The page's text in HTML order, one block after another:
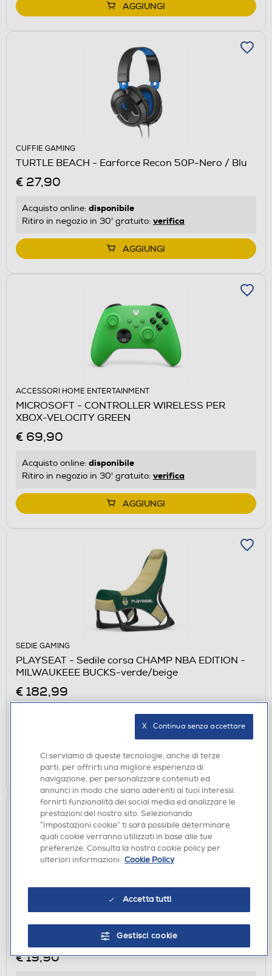
AGGIUNGI
CUFFIE GAMING
TURTLE BEACH - Earforce Recon 50P-Nero / Blu
€ 27,90
Acquisto online: disponibile
Ritiro in negozio in 30' gratuito: verifica
AGGIUNGI
ACCESSORI HOME ENTERTAINMENT
MICROSOFT - CONTROLLER WIRELESS PER
XBOX-VELOCITY GREEN
€ 69,90
Acquisto online: disponibile
Ritiro in negozio in 30' gratuito: verifica
AGGIUNGI
SEDIE GAMING
PLAYSEAT - Sedile corsa CHAMP NBA EDITION -
MILWAUKEEE BUCKS-verde/beige
€ 182,99
€ 199,00consigliato
non disponibile
AGGIUNGI
ACCESSORI HOME ENTERTAINMENT
SIMBA - YOSHI PERSONAGGIO PELUCHE CM.30 -
LICENZA UFFICIAL-Multicolore
€ 19,90
Ci serviamo di queste tecnologie, anche di terze
parti, per offrirti una migliore esperienza di
navigazione, per personalizzare contenuti ed
annunci in modo che siano aderenti ai tuoi interessi,
fornirti funzionalità dei social media ed analizzare le
prestazioni del nostro sito. Selezionando
“Impostazioni cookie” ti sarà possibile determinare
quali cookie verranno utilizzati in base alle tue
preferenze. Consulta la nostra cookie policy per
ulteriori informazioni. Cookie Policy
Accetta tutti
Gestisci cookie
X   Continua senza accettare